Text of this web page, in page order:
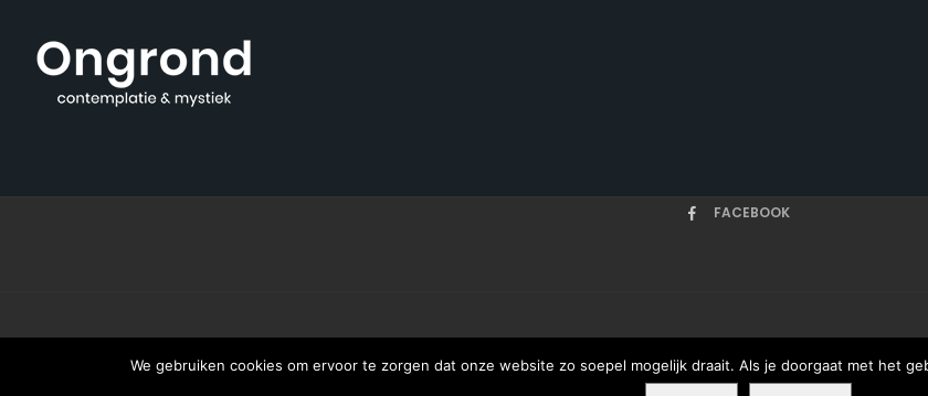
FACEBOOK
HOME ARTIKELEN ONZE AUTEURS
We gebruiken cookies om ervoor te zorgen dat onze website zo soepel mogelijk draait. Als je doorgaat met het